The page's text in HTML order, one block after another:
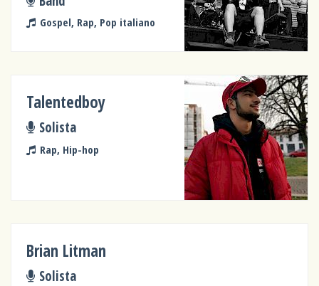
Gospel, Rap, Pop italiano
Talentedboy
Solista
Rap, Hip-hop
Brian Litman
Solista